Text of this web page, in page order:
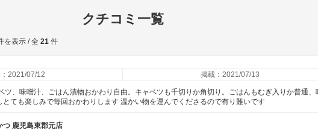
クチコミ一覧
を表示 / 全 21 件
2021/07/12 掲載：2021/07/13
ツ、味噌汁、ごはん漬物おかわり自由。キャベツも千切りか角切り。ごはんもむぎ入りか普通、
ても楽しみで毎回おかわりします 温かい物を運んでくださるので有り難いです
つ 鹿児島東郡元店